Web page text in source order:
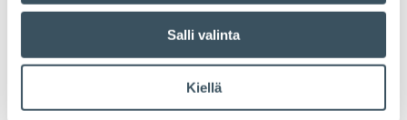
Salli valinta
Kiellä
velvollisuudet ja periaatteet (luku 2) JL 11a§:
Uudelleenkäytön valmistelun edistäminen: Kannatamme
valmistelua harjoittavat yritykset saavat …Lue lisää